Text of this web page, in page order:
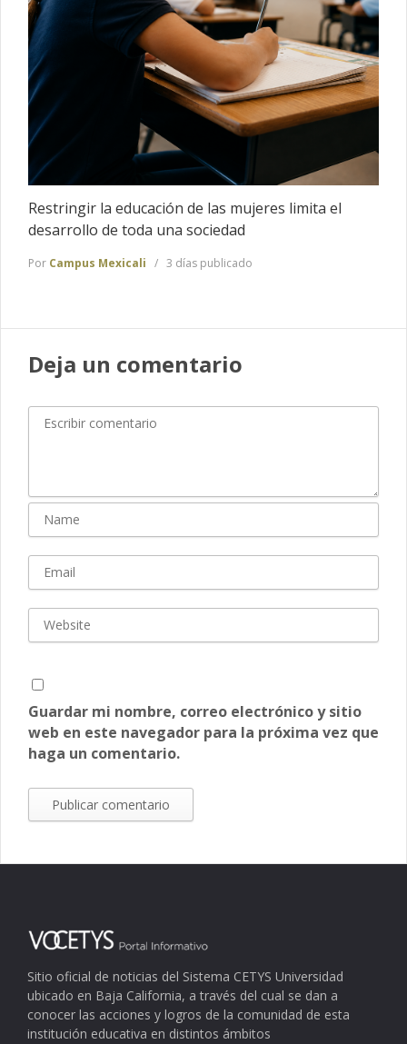
Restringir la educación de las mujeres limita el
desarrollo de toda una sociedad
Por Campus Mexicali 3 días publicado
Deja un comentario
Guardar mi nombre, correo electrónico y sitio
web en este navegador para la próxima vez que
haga un comentario.
Sitio oficial de noticias del Sistema CETYS Universidad
ubicado en Baja California, a través del cual se dan a
conocer las acciones y logros de la comunidad de esta
institución educativa en distintos ámbitos